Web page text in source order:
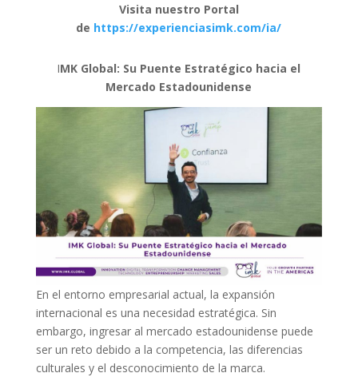
Visita nuestro Portal
de https://experienciasimk.com/ia/
IMK Global: Su Puente Estratégico hacia el
Mercado Estadounidense
En el entorno empresarial actual, la expansión
internacional es una necesidad estratégica. Sin
embargo, ingresar al mercado estadounidense puede
ser un reto debido a la competencia, las diferencias
culturales y el desconocimiento de la marca.